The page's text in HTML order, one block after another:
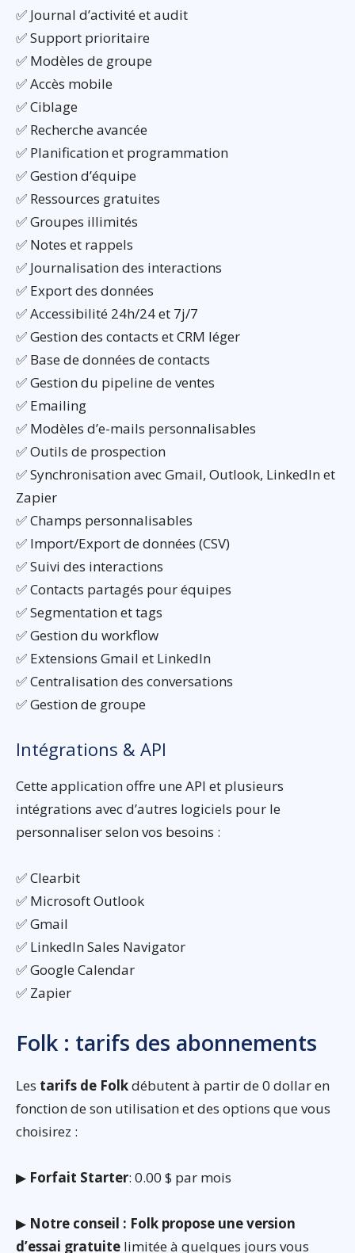
✅ Journal d’activité et audit
✅ Support prioritaire
✅ Modèles de groupe
✅ Accès mobile
✅ Ciblage
✅ Recherche avancée
✅ Planification et programmation
✅ Gestion d’équipe
✅ Ressources gratuites
✅ Groupes illimités
✅ Notes et rappels
✅ Journalisation des interactions
✅ Export des données
✅ Accessibilité 24h/24 et 7j/7
✅ Gestion des contacts et CRM léger
✅ Base de données de contacts
✅ Gestion du pipeline de ventes
✅ Emailing
✅ Modèles d’e-mails personnalisables
✅ Outils de prospection
✅ Synchronisation avec Gmail, Outlook, LinkedIn et
Zapier
✅ Champs personnalisables
✅ Import/Export de données (CSV)
✅ Suivi des interactions
✅ Contacts partagés pour équipes
✅ Segmentation et tags
✅ Gestion du workflow
✅ Extensions Gmail et LinkedIn
✅ Centralisation des conversations
✅ Gestion de groupe
Intégrations & API
Cette application offre une API et plusieurs
intégrations avec d’autres logiciels pour le
personnaliser selon vos besoins :
✅ Clearbit
✅ Microsoft Outlook
✅ Gmail
✅ LinkedIn Sales Navigator
✅ Google Calendar
✅ Zapier
Folk : tarifs des abonnements
Les tarifs de Folkdébutent à partir de 0 dollar en
fonction de son utilisation et des options que vous
choisirez :
▶ Forfait Starter: 0.00 $ par mois
▶ Notre conseil : Folk propose une version
d’essai gratuite limitée à quelques jours vous